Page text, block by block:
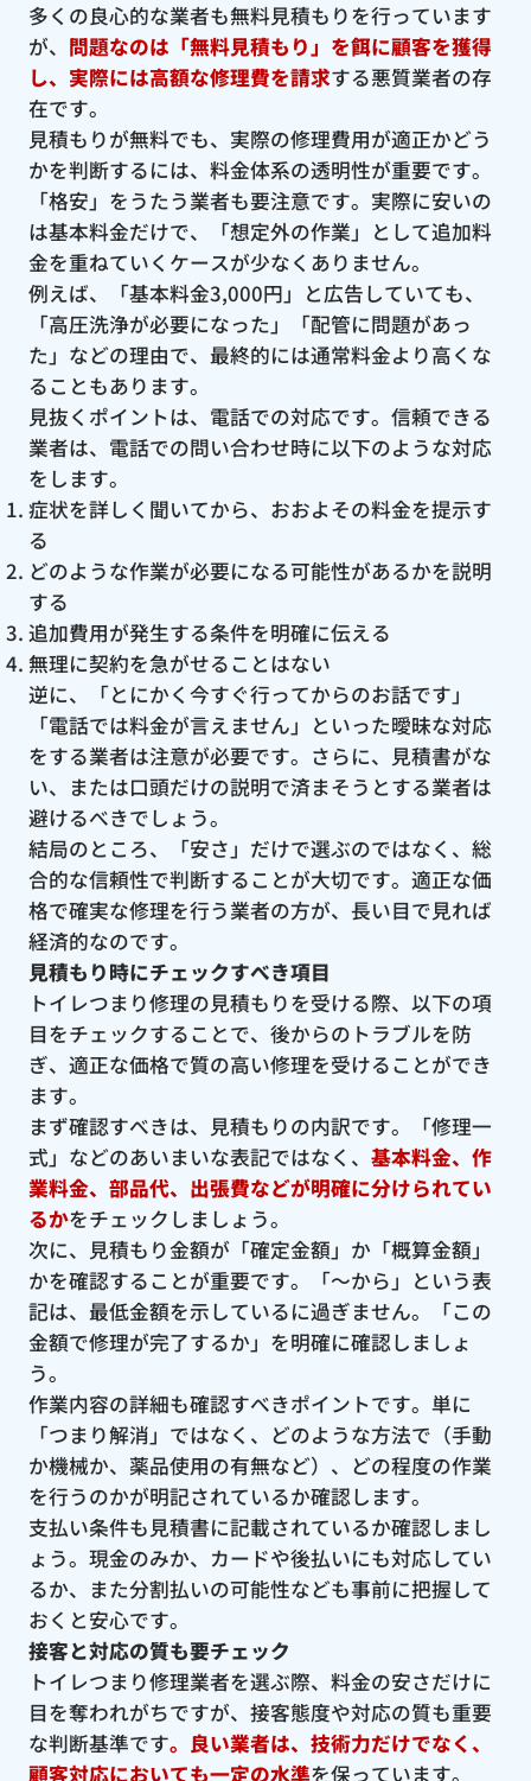
多くの良心的な業者も無料見積もりを行っています
が、 問題なのは「無料見積もり」を餌に顧客を獲得
し、実際には高額な修理費を請求する悪質業者の存
在です。
見積もりが無料でも、実際の修理費用が適正かどう
かを判断するには、料金体系の透明性が重要です。
「格安」をうたう業者も要注意です。実際に安いの
は基本料金だけで、「想定外の作業」として追加料
金を重ねていくケースが少なくありません。
例えば、「基本料金3,000円」と広告していても、
「高圧洗浄が必要になった」「配管に問題があっ
た」などの理由で、最終的には通常料金より高くな
ることもあります。
見抜くポイントは、電話での対応です。信頼できる
業者は、電話での問い合わせ時に以下のような対応
をします。
症状を詳しく聞いてから、おおよその料金を提示す
る
どのような作業が必要になる可能性があるかを説明
する
追加費用が発生する条件を明確に伝える
無理に契約を急がせることはない
逆に、「とにかく今すぐ行ってからのお話です」
「電話では料金が言えません」といった曖昧な対応
をする業者は注意が必要です。さらに、見積書がな
い、または口頭だけの説明で済まそうとする業者は
避けるべきでしょう。
結局のところ、「安さ」だけで選ぶのではなく、総
合的な信頼性で判断することが大切です。適正な価
格で確実な修理を行う業者の方が、長い目で見れば
経済的なのです。
見積もり時にチェックすべき項目
トイレつまり修理の見積もりを受ける際、以下の項
目をチェックすることで、後からのトラブルを防
ぎ、適正な価格で質の高い修理を受けることができ
ます。
まず確認すべきは、見積もりの内訳です。「修理一
式」などのあいまいな表記ではなく、 基本料金、作
業料金、部品代、出張費などが明確に分けられてい
るかをチェックしましょう。
次に、見積もり金額が「確定金額」か「概算金額」
かを確認することが重要です。「〜から」という表
記は、最低金額を示しているに過ぎません。「この
金額で修理が完了するか」を明確に確認しましょ
う。
作業内容の詳細も確認すべきポイントです。単に
「つまり解消」ではなく、どのような方法で（手動
か機械か、薬品使用の有無など）、どの程度の作業
を行うのかが明記されているか確認します。
支払い条件も見積書に記載されているか確認しまし
ょう。現金のみか、カードや後払いにも対応してい
るか、また分割払いの可能性なども事前に把握して
おくと安心です。
接客と対応の質も要チェック
トイレつまり修理業者を選ぶ際、料金の安さだけに
目を奪われがちですが、接客態度や対応の質も重要
な判断基準です。良い業者は、技術力だけでなく、
顧客対応においても一定の水準を保っています。